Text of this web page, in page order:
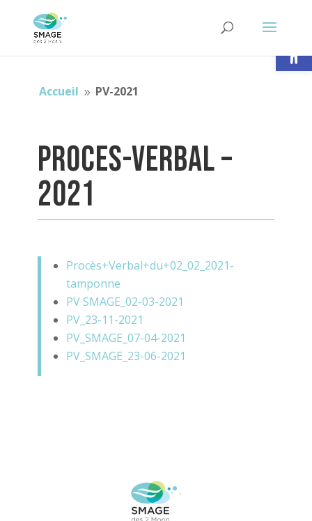
Accueil 9 PV-2021
PROCES-VERBAL –
2021
Procès+Verbal+du+02_02_2021-
tamponne
PV SMAGE_02-03-2021
PV_23-11-2021
PV_SMAGE_07-04-2021
PV_SMAGE_23-06-2021